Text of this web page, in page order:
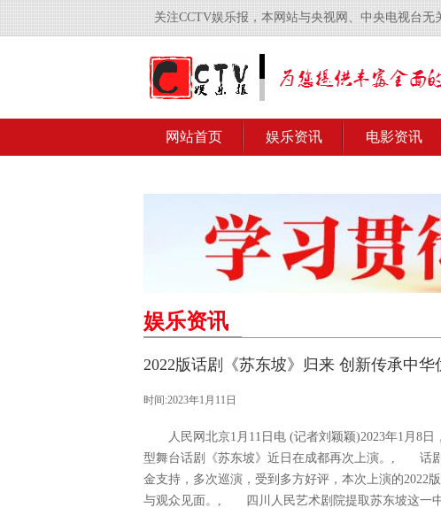
关注CCTV娱乐报，本网站与央视网、中央电视台无
网站首页 娱乐资讯 电影资讯
娱乐资讯
2022版话剧《苏东坡》归来 创新传承中华
时间:2023年1月11日
人民网北京1月11日电 (记者刘颖颖)2023年1月8日
型舞台话剧《苏东坡》近日在成都再次上演。, 话
金支持，多次巡演，受到多方好评，本次上演的2022
与观众见面。, 四川人民艺术剧院提取苏东坡这一中